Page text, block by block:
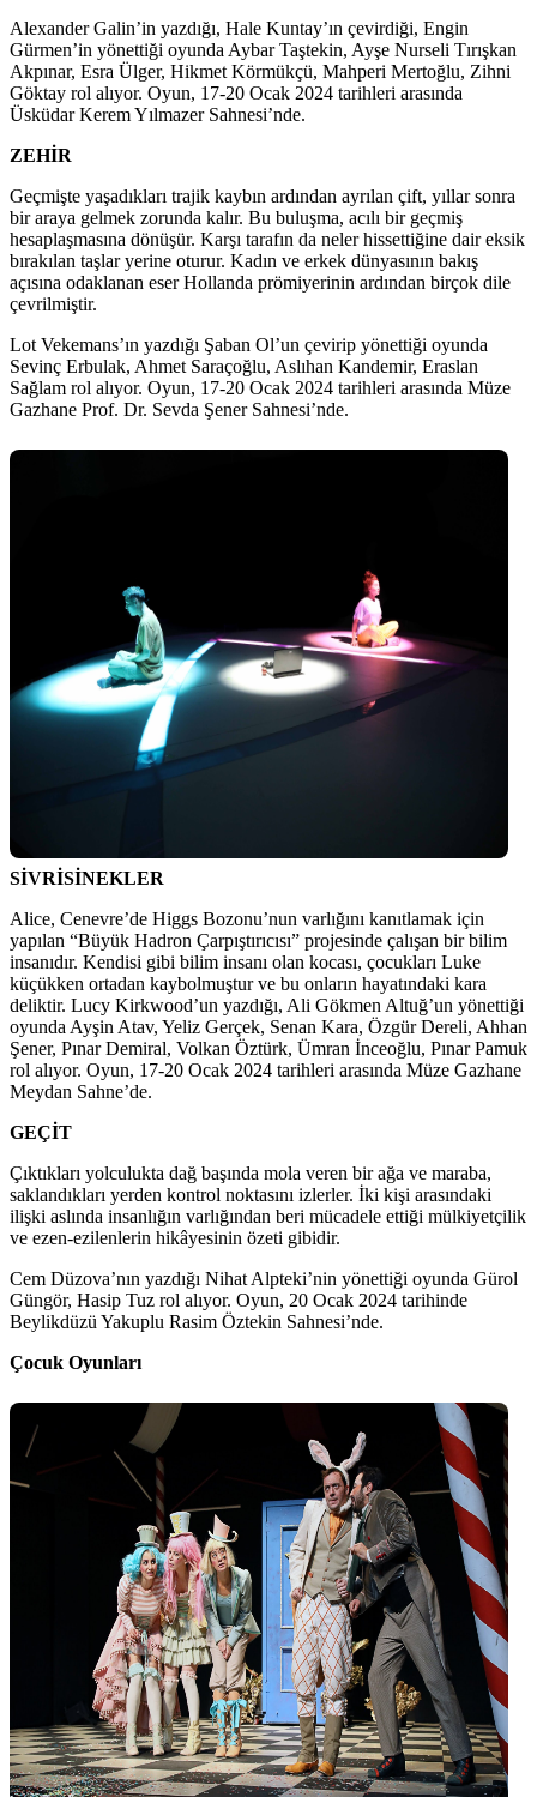
Alexander Galin’in yazdığı, Hale Kuntay’ın çevirdiği, Engin
Gürmen’in yönettiği oyunda Aybar Taştekin, Ayşe Nurseli Tırışkan
Akpınar, Esra Ülger, Hikmet Körmükçü, Mahperi Mertoğlu, Zihni
Göktay rol alıyor. Oyun, 17-20 Ocak 2024 tarihleri arasında
Üsküdar Kerem Yılmazer Sahnesi’nde.
ZEHİR
Geçmişte yaşadıkları trajik kaybın ardından ayrılan çift, yıllar sonra
bir araya gelmek zorunda kalır. Bu buluşma, acılı bir geçmiş
hesaplaşmasına dönüşür. Karşı tarafın da neler hissettiğine dair eksik
bırakılan taşlar yerine oturur. Kadın ve erkek dünyasının bakış
açısına odaklanan eser Hollanda prömiyerinin ardından birçok dile
çevrilmiştir.
Lot Vekemans’ın yazdığı Şaban Ol’un çevirip yönettiği oyunda
Sevinç Erbulak, Ahmet Saraçoğlu, Aslıhan Kandemir, Eraslan
Sağlam rol alıyor. Oyun, 17-20 Ocak 2024 tarihleri arasında Müze
Gazhane Prof. Dr. Sevda Şener Sahnesi’nde.
SİVRİSİNEKLER
Alice, Cenevre’de Higgs Bozonu’nun varlığını kanıtlamak için
yapılan “Büyük Hadron Çarpıştırıcısı” projesinde çalışan bir bilim
insanıdır. Kendisi gibi bilim insanı olan kocası, çocukları Luke
küçükken ortadan kaybolmuştur ve bu onların hayatındaki kara
deliktir. Lucy Kirkwood’un yazdığı, Ali Gökmen Altuğ’un yönettiği
oyunda Ayşin Atav, Yeliz Gerçek, Senan Kara, Özgür Dereli, Ahhan
Şener, Pınar Demiral, Volkan Öztürk, Ümran İnceoğlu, Pınar Pamuk
rol alıyor. Oyun, 17-20 Ocak 2024 tarihleri arasında Müze Gazhane
Meydan Sahne’de.
GEÇİT
Çıktıkları yolculukta dağ başında mola veren bir ağa ve maraba,
saklandıkları yerden kontrol noktasını izlerler. İki kişi arasındaki
ilişki aslında insanlığın varlığından beri mücadele ettiği mülkiyetçilik
ve ezen-ezilenlerin hikâyesinin özeti gibidir.
Cem Düzova’nın yazdığı Nihat Alpteki’nin yönettiği oyunda Gürol
Güngör, Hasip Tuz rol alıyor. Oyun, 20 Ocak 2024 tarihinde
Beylikdüzü Yakuplu Rasim Öztekin Sahnesi’nde.
Çocuk Oyunları